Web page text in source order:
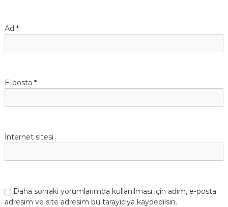
Ad *
E-posta *
İnternet sitesi
Daha sonraki yorumlarımda kullanılması için adım, e-posta
adresim ve site adresim bu tarayıcıya kaydedilsin.